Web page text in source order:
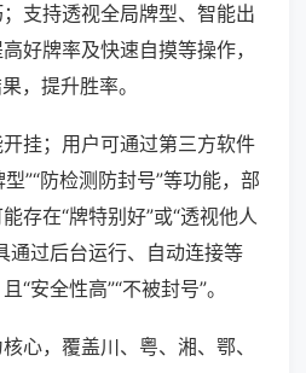
支持透视全局牌型、智能出
好牌率及快速自摸等操作，
，提升胜率。
挂；用户可通过第三方软件
”“防检测防封号”等功能，部
存在“牌特别好”或“透视他人
通过后台运行、自动连接等
“安全性高”“不被封号”。
心，覆盖川、粤、湘、鄂、